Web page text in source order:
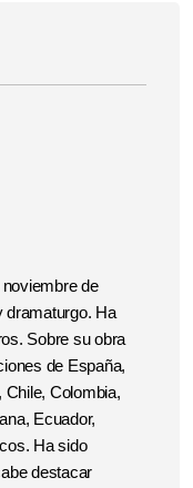
de
dramaturgo. Ha
Sobre su obra
de España,
Chile, Colombia,
Ecuador,
Ha sido
destacar